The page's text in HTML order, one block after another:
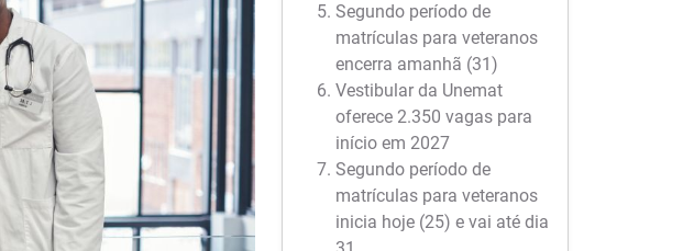
Segundo período de
matrículas para veteranos
encerra amanhã (31)
Vestibular da Unemat
oferece 2.350 vagas para
início em 2027
Segundo período de
matrículas para veteranos
inicia hoje (25) e vai até dia